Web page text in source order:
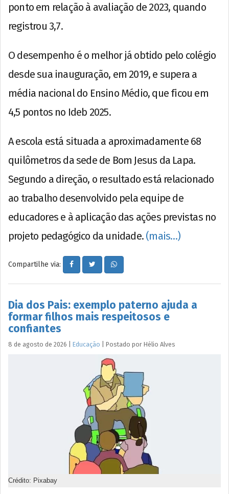
ponto em relação à avaliação de 2023, quando
registrou 3,7.
O desempenho é o melhor já obtido pelo colégio
desde sua inauguração, em 2019, e supera a
média nacional do Ensino Médio, que ficou em
4,5 pontos no Ideb 2025.
A escola está situada a aproximadamente 68
quilômetros da sede de Bom Jesus da Lapa.
Segundo a direção, o resultado está relacionado
ao trabalho desenvolvido pela equipe de
educadores e à aplicação das ações previstas no
projeto pedagógico da unidade. (mais…)
Compartilhe via:
Dia dos Pais: exemplo paterno ajuda a
formar filhos mais respeitosos e
confiantes
8 de agosto de 2026 Educação Postado por Hélio Alves
Crédito: Pixabay